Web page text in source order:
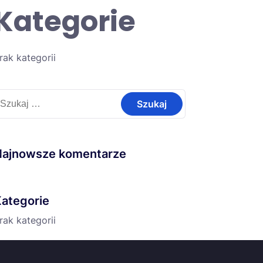
kategorii
komentarze
kategorii